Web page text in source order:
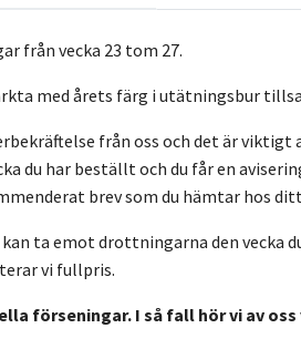
från vecka 23 tom 27.
med årets färg i utätningsbur
från oss och det är
du har beställt och du får en
brev som du hämtar hos
ta emot drottningarna den vecka
vi fullpris.
förseningar. I så fall hör vi av